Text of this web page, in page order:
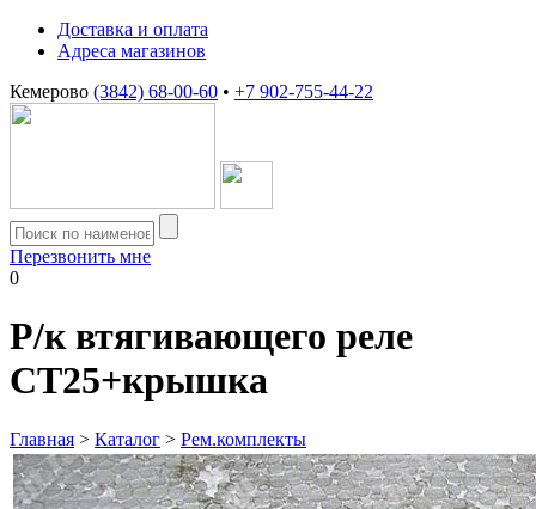
Доставка и оплата
Адреса магазинов
Кемерово (3842) 68-00-60 • +7 902-755-44-22
Перезвонить мне
0
Р/к втягивающего реле
СТ25+крышка
Главная > Каталог > Рем.комплекты